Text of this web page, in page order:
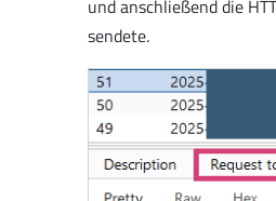
und anschließend die
sendete.